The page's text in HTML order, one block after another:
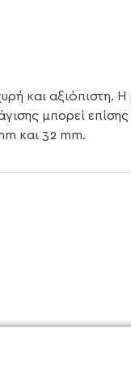
και αξιόπιστη.
μπορεί
και 32 mm.